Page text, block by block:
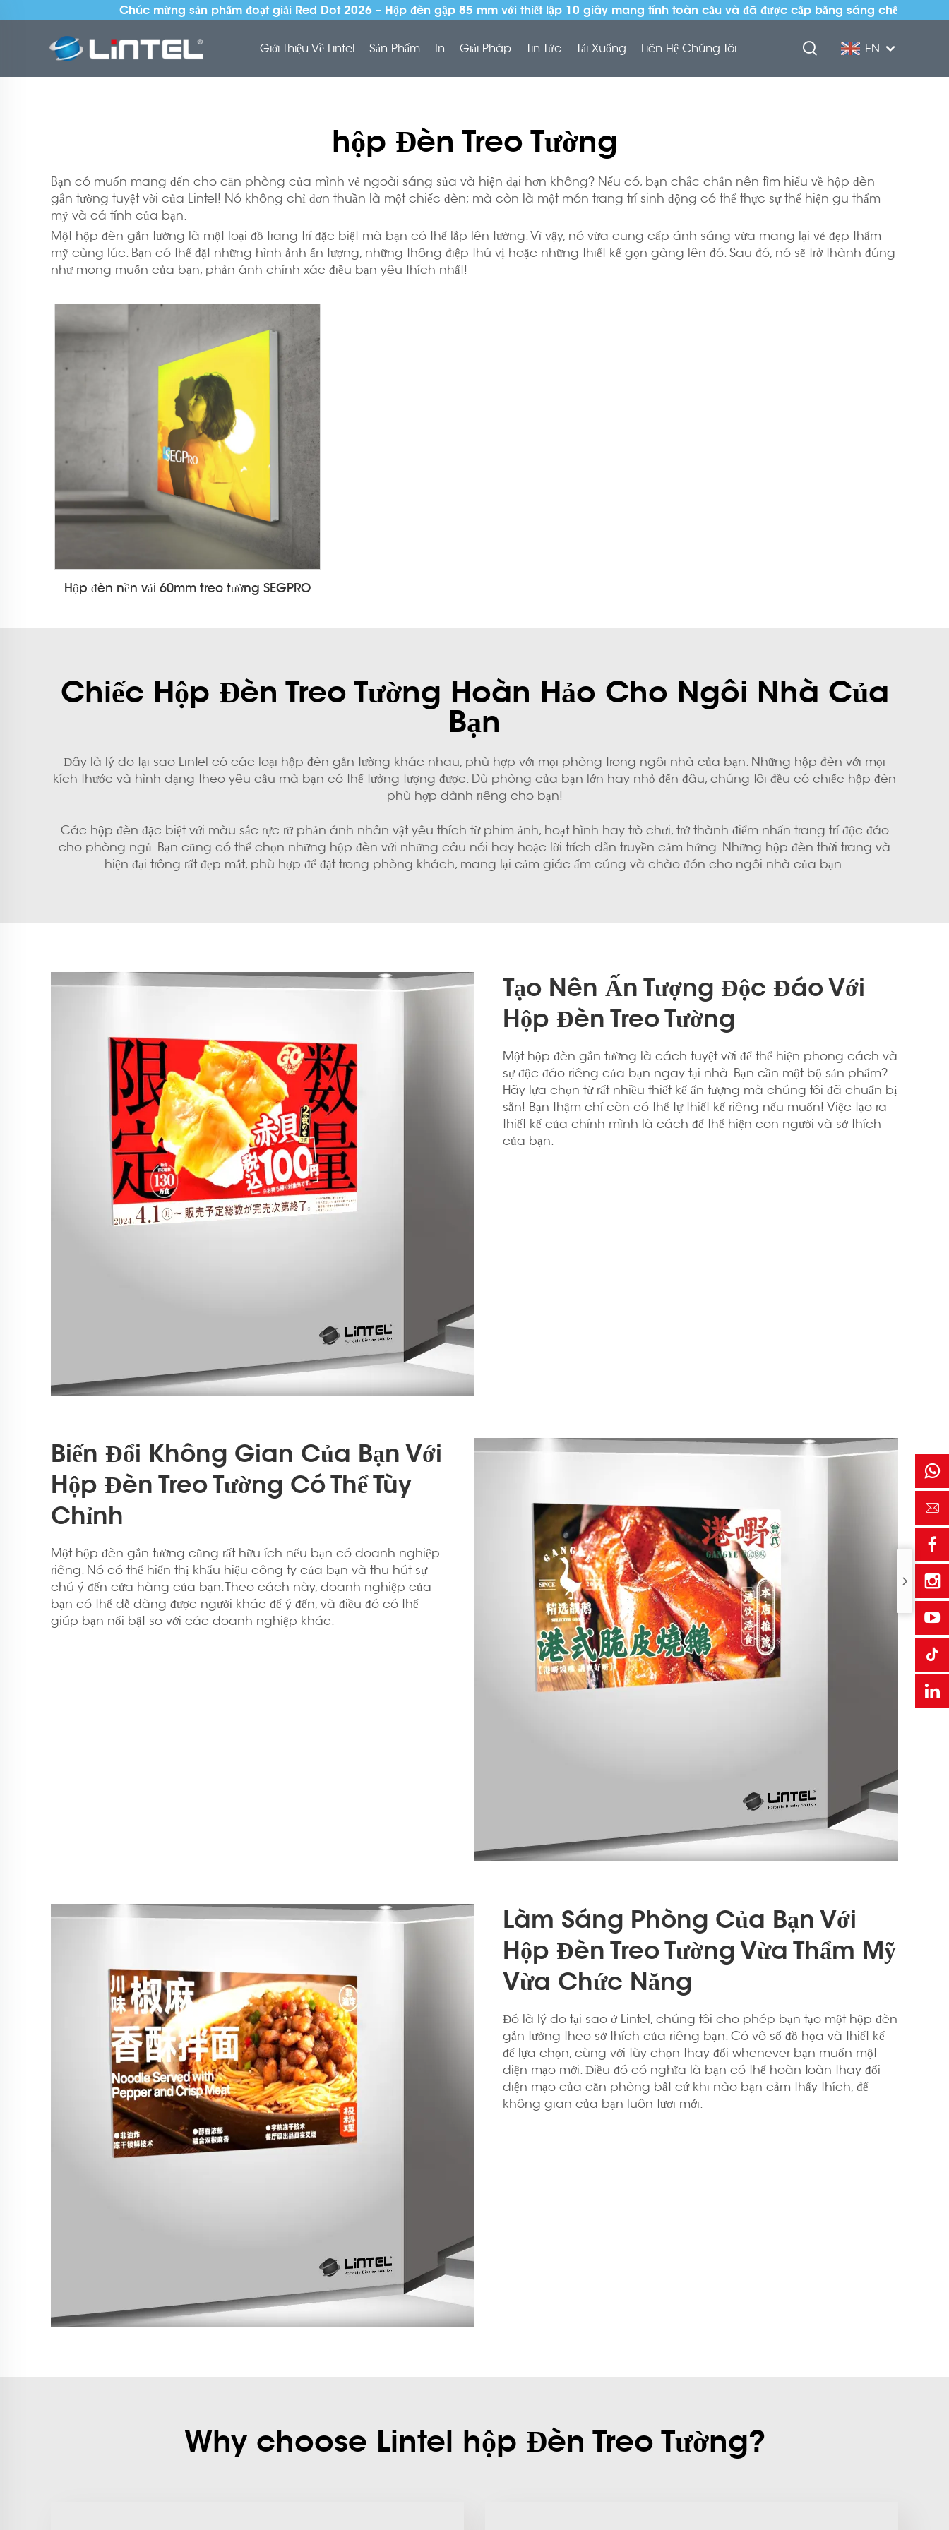
Chúc mừng sản phẩm đoạt giải Red Dot 2026 – Hộp đèn gập 85 mm với thiết lập 10 giây mang tính toàn cầu và đã được cấp bằng sáng chế
Giới Thiệu Về Lintel Sản Phẩm In Giải Pháp Tin Tức Tải Xuống Liên Hệ Chúng Tôi EN
hộp Đèn Treo Tường
Bạn có muốn mang đến cho căn phòng của mình vẻ ngoài sáng sủa và hiện đại hơn không? Nếu có, bạn chắc chắn nên tìm hiểu về hộp đèn
gắn tường tuyệt vời của Lintel! Nó không chỉ đơn thuần là một chiếc đèn; mà còn là một món trang trí sinh động có thể thực sự thể hiện gu thẩm
mỹ và cá tính của bạn.
Một hộp đèn gắn tường là một loại đồ trang trí đặc biệt mà bạn có thể lắp lên tường. Vì vậy, nó vừa cung cấp ánh sáng vừa mang lại vẻ đẹp thẩm
mỹ cùng lúc. Bạn có thể đặt những hình ảnh ấn tượng, những thông điệp thú vị hoặc những thiết kế gọn gàng lên đó. Sau đó, nó sẽ trở thành đúng
như mong muốn của bạn, phản ánh chính xác điều bạn yêu thích nhất!
Hộp đèn nền vải 60mm treo tường SEGPRO
Chiếc Hộp Đèn Treo Tường Hoàn Hảo Cho Ngôi Nhà Của
Bạn
Đây là lý do tại sao Lintel có các loại hộp đèn gắn tường khác nhau, phù hợp với mọi phòng trong ngôi nhà của bạn. Những hộp đèn với mọi
kích thước và hình dạng theo yêu cầu mà bạn có thể tưởng tượng được. Dù phòng của bạn lớn hay nhỏ đến đâu, chúng tôi đều có chiếc hộp đèn
phù hợp dành riêng cho bạn!
Các hộp đèn đặc biệt với màu sắc rực rỡ phản ánh nhân vật yêu thích từ phim ảnh, hoạt hình hay trò chơi, trở thành điểm nhấn trang trí độc đáo
cho phòng ngủ. Bạn cũng có thể chọn những hộp đèn với những câu nói hay hoặc lời trích dẫn truyền cảm hứng. Những hộp đèn thời trang và
hiện đại trông rất đẹp mắt, phù hợp để đặt trong phòng khách, mang lại cảm giác ấm cúng và chào đón cho ngôi nhà của bạn.
Tạo Nên Ấn Tượng Độc Đáo Với
Hộp Đèn Treo Tường
Một hộp đèn gắn tường là cách tuyệt vời để thể hiện phong cách và
sự độc đáo riêng của bạn ngay tại nhà. Bạn cần một bộ sản phẩm?
Hãy lựa chọn từ rất nhiều thiết kế ấn tượng mà chúng tôi đã chuẩn bị
sẵn! Bạn thậm chí còn có thể tự thiết kế riêng nếu muốn! Việc tạo ra
thiết kế của chính mình là cách để thể hiện con người và sở thích
của bạn.
Biến Đổi Không Gian Của Bạn Với
Hộp Đèn Treo Tường Có Thể Tùy
Chỉnh
Một hộp đèn gắn tường cũng rất hữu ích nếu bạn có doanh nghiệp
riêng. Nó có thể hiển thị khẩu hiệu công ty của bạn và thu hút sự
chú ý đến cửa hàng của bạn. Theo cách này, doanh nghiệp của
bạn có thể dễ dàng được người khác để ý đến, và điều đó có thể
giúp bạn nổi bật so với các doanh nghiệp khác.
Làm Sáng Phòng Của Bạn Với
Hộp Đèn Treo Tường Vừa Thẩm Mỹ
Vừa Chức Năng
Đó là lý do tại sao ở Lintel, chúng tôi cho phép bạn tạo một hộp đèn
gắn tường theo sở thích của riêng bạn. Có vô số đồ họa và thiết kế
để lựa chọn, cùng với tùy chọn thay đổi whenever bạn muốn một
diện mạo mới. Điều đó có nghĩa là bạn có thể hoàn toàn thay đổi
diện mạo của căn phòng bất cứ khi nào bạn cảm thấy thích, để
không gian của bạn luôn tươi mới.
Why choose Lintel hộp Đèn Treo Tường?